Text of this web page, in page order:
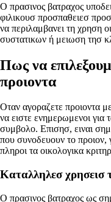
Ο πρασινος βατραχος
φιλικουσ προσπαθειεσ
να περιλαμβανει τη χρηση
συστατικων ή μειωση τησ
Πως να
προιοντα
Οταν αγοραζετε προιοντα
να ειστε ενημερωμενοι για
συμβολο. Επισησ, ειναι
που συνοδευουν το προιον,
πληροι τα οικολογικα
Καταλληλεσ χρησεισ
Ο πρασινος βατραχος ως